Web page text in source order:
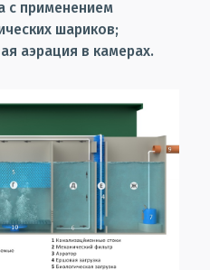
с применением
шариков;
аэрация в камерах.